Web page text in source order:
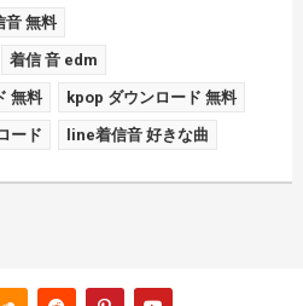
音 無料
着信 音 edm
無料 kpop ダウンロード 無料
ード line着信音 好きな曲